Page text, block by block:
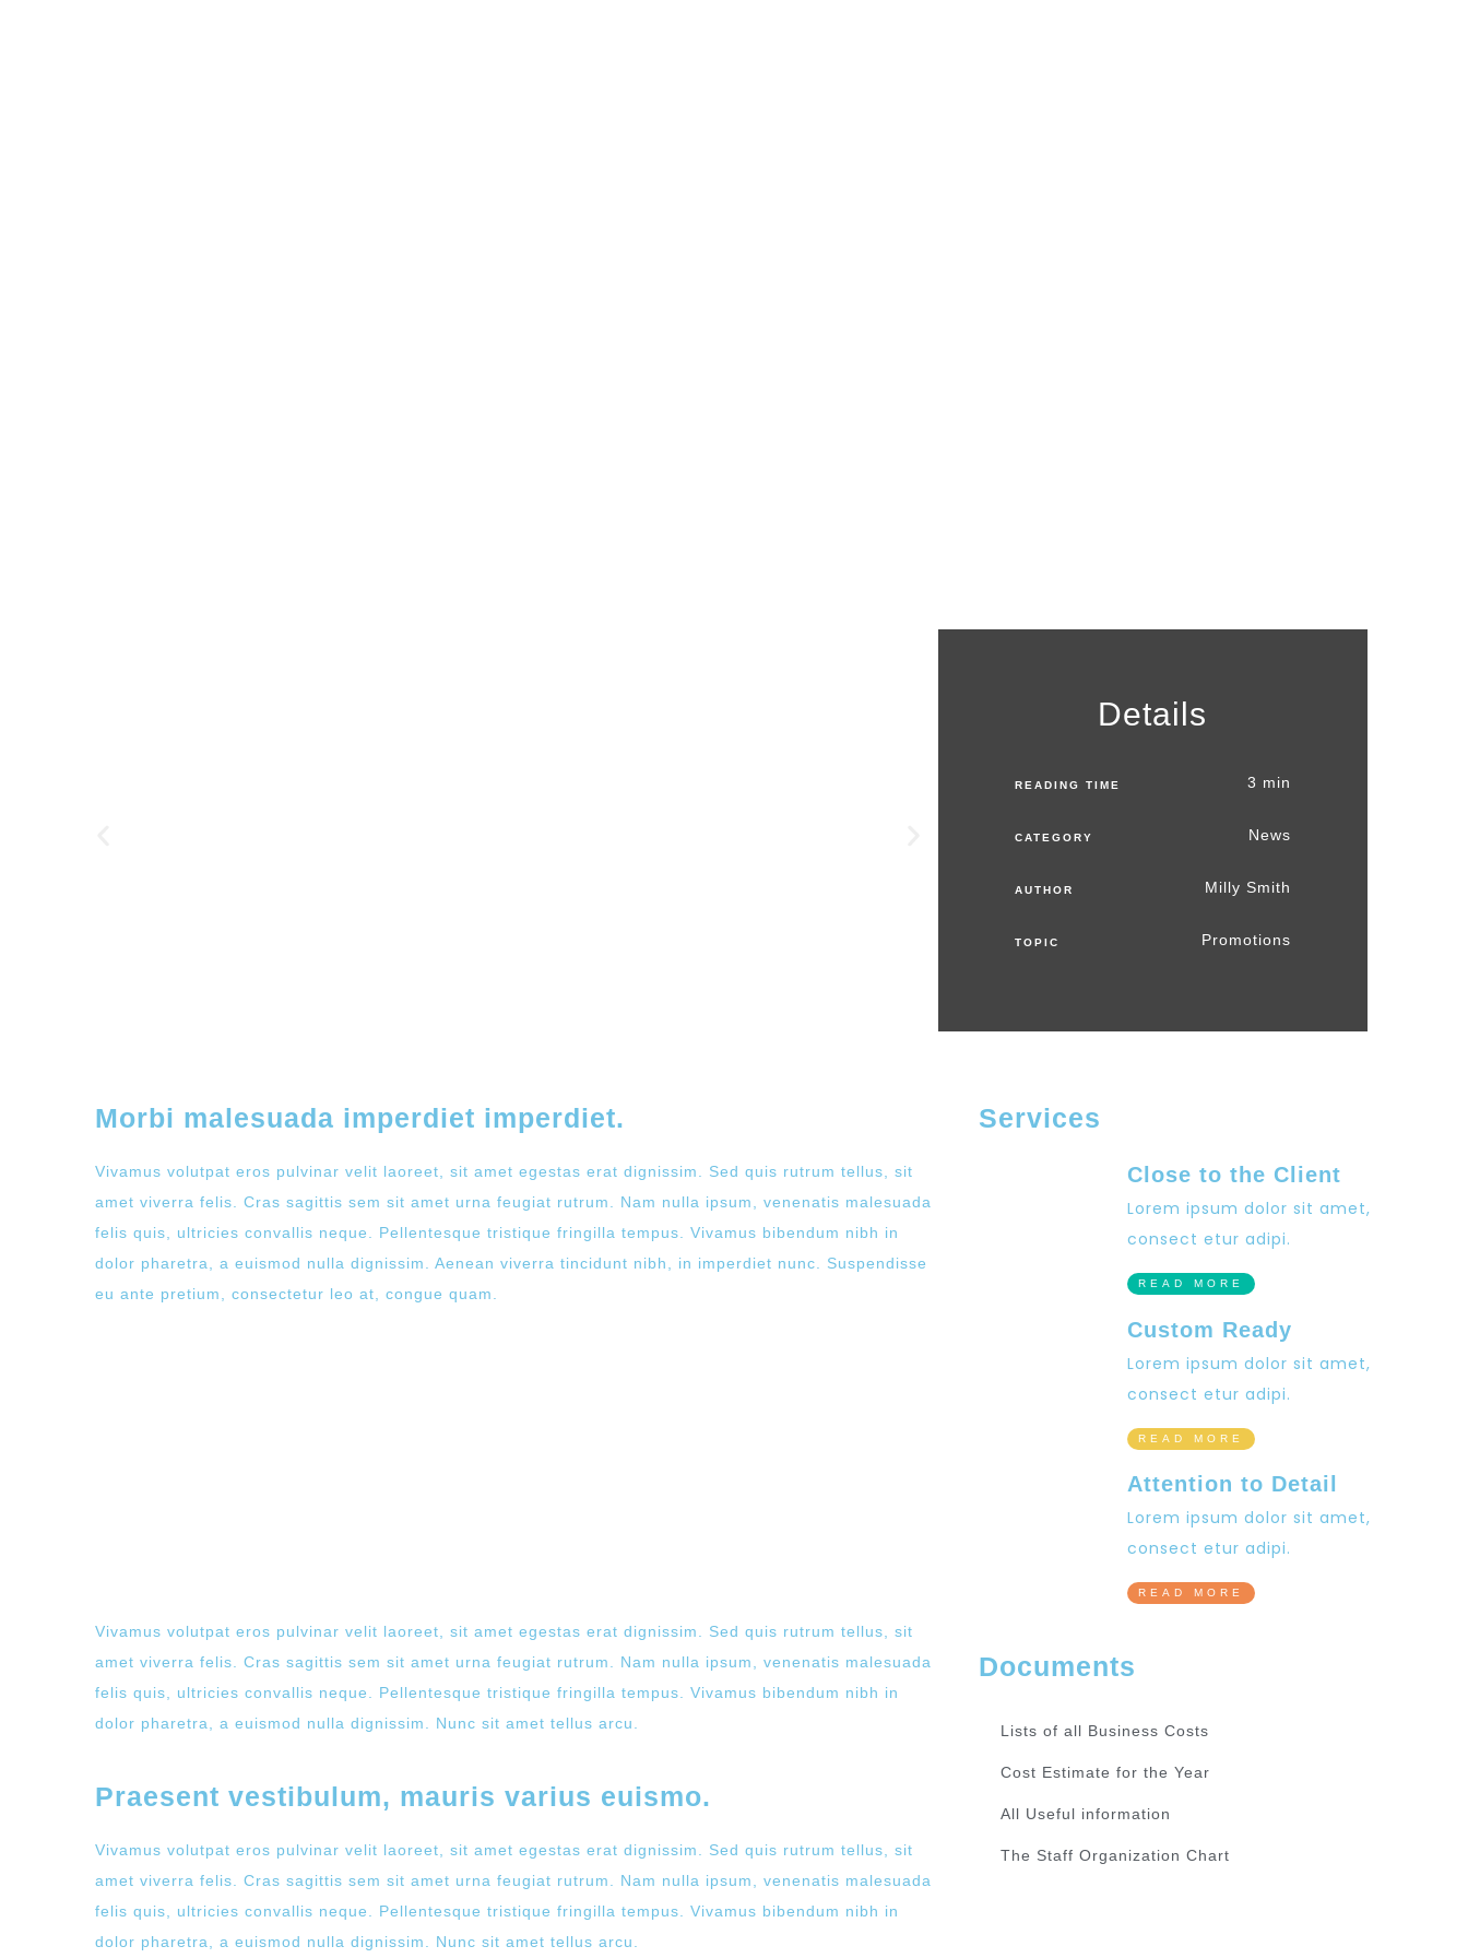
Details
READING TIME 3 min
CATEGORY News
AUTHOR Milly Smith
TOPIC Promotions
Morbi malesuada imperdiet imperdiet.
Vivamus volutpat eros pulvinar velit laoreet, sit amet egestas erat dignissim. Sed quis rutrum tellus, sit
amet viverra felis. Cras sagittis sem sit amet urna feugiat rutrum. Nam nulla ipsum, venenatis malesuada
felis quis, ultricies convallis neque. Pellentesque tristique fringilla tempus. Vivamus bibendum nibh in
dolor pharetra, a euismod nulla dignissim. Aenean viverra tincidunt nibh, in imperdiet nunc. Suspendisse
eu ante pretium, consectetur leo at, congue quam.
Vivamus volutpat eros pulvinar velit laoreet, sit amet egestas erat dignissim. Sed quis rutrum tellus, sit
amet viverra felis. Cras sagittis sem sit amet urna feugiat rutrum. Nam nulla ipsum, venenatis malesuada
felis quis, ultricies convallis neque. Pellentesque tristique fringilla tempus. Vivamus bibendum nibh in
dolor pharetra, a euismod nulla dignissim. Nunc sit amet tellus arcu.
Praesent vestibulum, mauris varius euismo.
Vivamus volutpat eros pulvinar velit laoreet, sit amet egestas erat dignissim. Sed quis rutrum tellus, sit
amet viverra felis. Cras sagittis sem sit amet urna feugiat rutrum. Nam nulla ipsum, venenatis malesuada
felis quis, ultricies convallis neque. Pellentesque tristique fringilla tempus. Vivamus bibendum nibh in
dolor pharetra, a euismod nulla dignissim. Nunc sit amet tellus arcu.
Services
Close to the Client
Lorem ipsum dolor sit amet,
consect etur adipi.
READ MORE
Custom Ready
Lorem ipsum dolor sit amet,
consect etur adipi.
READ MORE
Attention to Detail
Lorem ipsum dolor sit amet,
consect etur adipi.
READ MORE
Documents
Lists of all Business Costs
Cost Estimate for the Year
All Useful information
The Staff Organization Chart